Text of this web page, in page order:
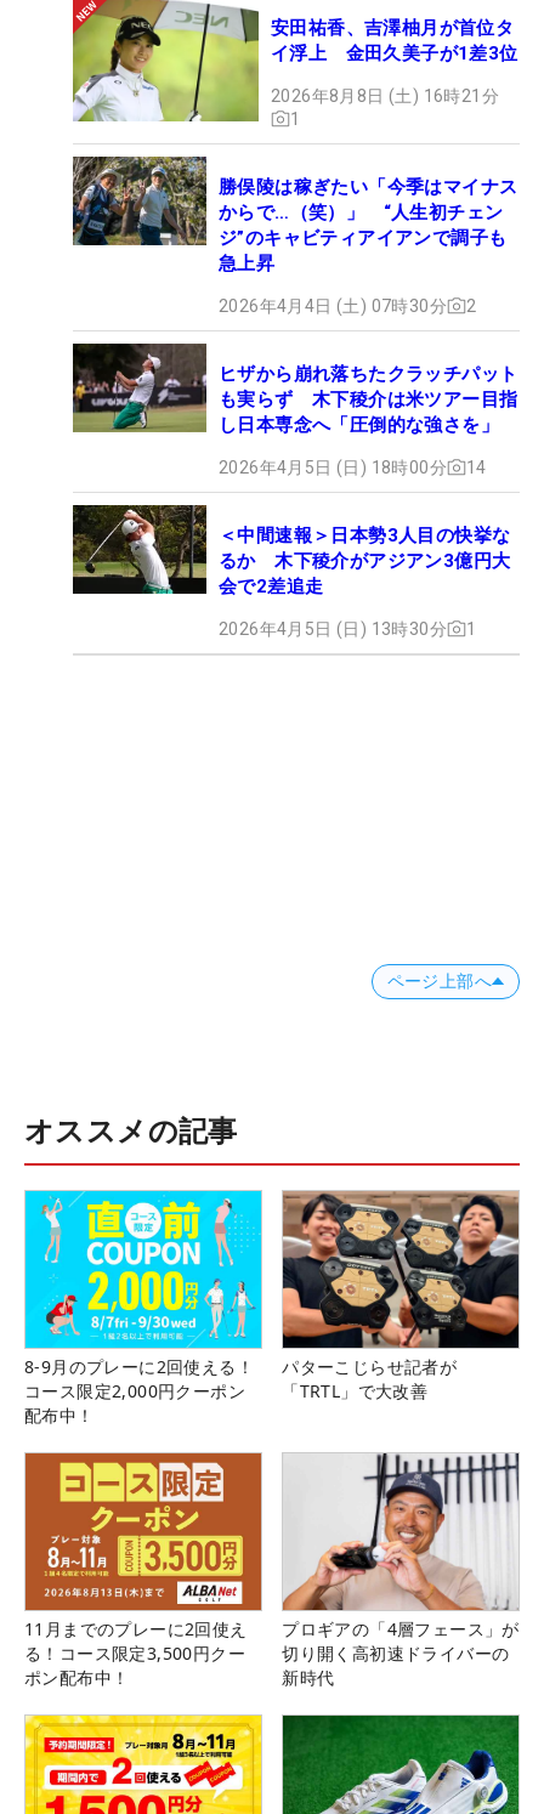
安田祐香、吉澤柚月が首位タ
イ浮上 金田久美子が1差3位
2026年8月8日 (土) 16時21分
1
勝俣陵は稼ぎたい「今季はマイナス
からで…（笑）」 “人生初チェン
ジ”のキャビティアイアンで調子も
急上昇
2026年4月4日 (土) 07時30分 2
ヒザから崩れ落ちたクラッチパット
も実らず 木下稜介は米ツアー目指
し日本専念へ「圧倒的な強さを」
2026年4月5日 (日) 18時00分 14
＜中間速報＞日本勢3人目の快挙な
るか 木下稜介がアジアン3億円大
会で2差追走
2026年4月5日 (日) 13時30分 1
ページ上部へ
オススメの記事
8-9月のプレーに2回使える！
コース限定2,000円クーポン
配布中！
パターこじらせ記者が
「TRTL」で大改善
11月までのプレーに2回使え
る！コース限定3,500円クー
ポン配布中！
プロギアの「4層フェース」が
切り開く高初速ドライバーの
新時代